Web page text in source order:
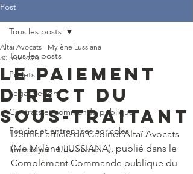
Post
Tous les posts
Projets
Legal design
Contrats et commande publique
Foncier et entreprises agricoles
Immobilier - Urbanisme
Tous les posts
Le paiement
direct du
sous-traitant
Altaï Avocats - Mylène Lussiana
30 nov. 2020
Dernier article du Cabinet Altaï Avocats
(Me Mylène LUSSIANA), publié dans le
Complément Commande publique du